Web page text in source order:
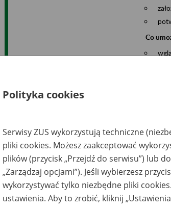
Co
Jeśli
Polityka cookies
Serwisy ZUS wykorzystują techniczne
pliki cookies. Możesz zaakceptować
plików (przycisk „Przejdź do serwisu”) lub
„Zarządzaj opcjami”). Jeśli wybierzesz
wykorzystywać tylko niezbędne pliki
ustawienia. Aby to zrobić, kliknij